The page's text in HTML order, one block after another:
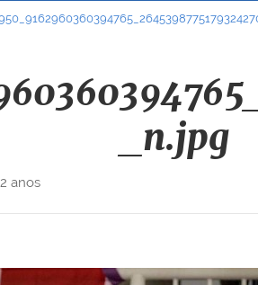
_n.jpg
anos